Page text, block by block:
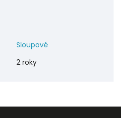
Sloupové
2 roky